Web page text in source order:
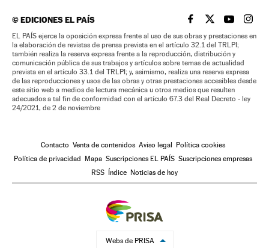
©EDICIONES EL PAÍS EL PAÍS BRASIL EN
EL PAÍSEL PAÍS
EL
EL PAÍS ejerce la oposición expresa frente al uso de sus obras y prestaciones en
la elaboración de revistas de prensa prevista en el artículo 32.1 del TRLPI;
también realiza la reserva expresa frente a la reproducción, distribución y
comunicación pública de sus trabajos y artículos sobre temas de actualidad
prevista en el artículo 33.1 del TRLPI; y, asimismo, realiza una reserva expresa
de las reproducciones y usos de las obras y otras prestaciones accesibles desde
este sitio web a medios de lectura mecánica u otros medios que resulten
adecuados a tal fin de conformidad con el artículo 67.3 del Real Decreto - ley
24/2021, de 2 de noviembre
Contacto Venta de contenidos Aviso legal
Política cookies
Política de privacidad
Mapa Suscripciones EL PAÍS Suscripciones empresas
RSS
Índice Noticias de hoy
Webs de PRISA